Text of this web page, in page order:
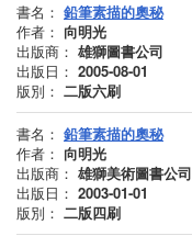
書名： 鉛筆素描的奧秘
作者： 向明光
出版商： 雄獅圖書公司
出版日： 2005-08-01
版別： 二版六刷
書名： 鉛筆素描的奧秘
作者： 向明光
出版商： 雄獅美術圖書公司
出版日： 2003-01-01
版別： 二版四刷